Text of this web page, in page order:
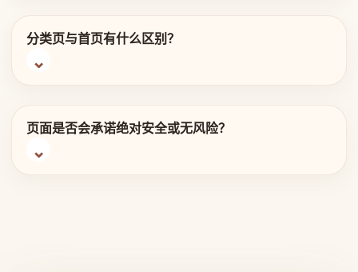
分类页与首页有什么区别？
页面是否会承诺绝对安全或无风险？